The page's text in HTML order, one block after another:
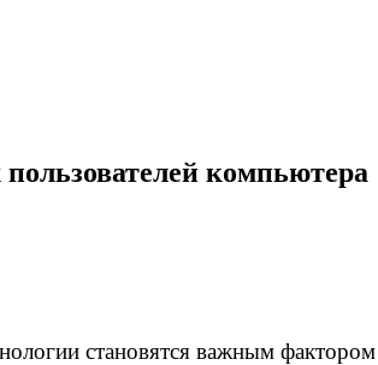
компьютера
становятся важным